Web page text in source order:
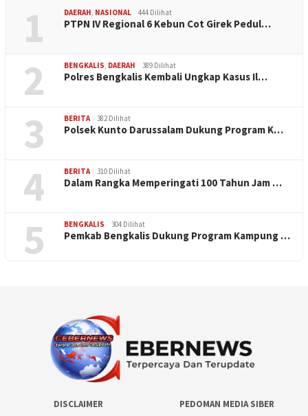
1 DAERAH, NASIONAL 444 Dilihat
PTPN IV Regional 6 Kebun Cot Girek Pedul…
2 BENGKALIS, DAERAH 389 Dilihat
Polres Bengkalis Kembali Ungkap Kasus Il…
3 BERITA 382 Dilihat
Polsek Kunto Darussalam Dukung Program K…
4 BERITA 310 Dilihat
Dalam Rangka Memperingati 100 Tahun Jam …
5 BENGKALIS 304 Dilihat
Pemkab Bengkalis Dukung Program Kampung …
DISCLAIMER PEDOMAN MEDIA SIBER